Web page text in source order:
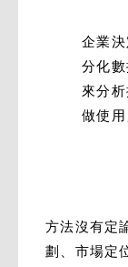
企業
分化
來分
做使用
方法沒有定
劃、市場定